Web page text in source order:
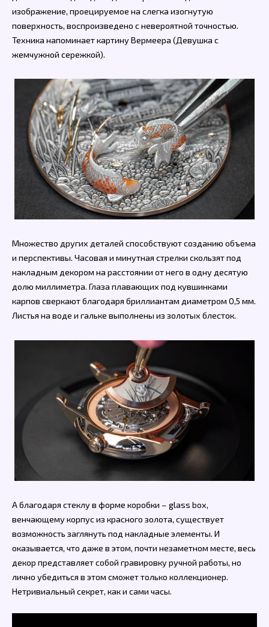
изображение, проецируемое на слегка изогнутую
поверхность, воспроизведено с невероятной точностью.
Техника напоминает картину Вермеера (Девушка с
жемчужной сережкой).
Множество других деталей способствуют созданию объема
и перспективы. Часовая и минутная стрелки скользят под
накладным декором на расстоянии от него в одну десятую
долю миллиметра. Глаза плавающих под кувшинками
карпов сверкают благодаря бриллиантам диаметром 0,5 мм.
Листья на воде и гальке выполнены из золотых блесток.
А благодаря стеклу в форме коробки – glass box,
венчающему корпус из красного золота, существует
возможность заглянуть под накладные элементы. И
оказывается, что даже в этом, почти незаметном месте, весь
декор представляет собой гравировку ручной работы, но
лично убедиться в этом сможет только коллекционер.
Нетривиальный секрет, как и сами часы.